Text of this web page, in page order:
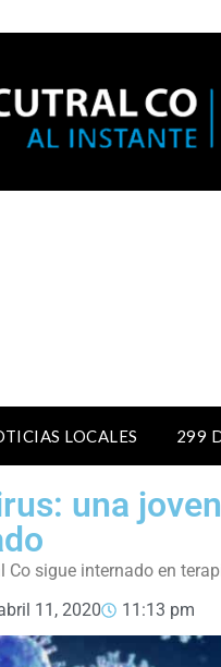
LOCALES 299
una
Co sigue internado en
11, 2020 11:13 pm